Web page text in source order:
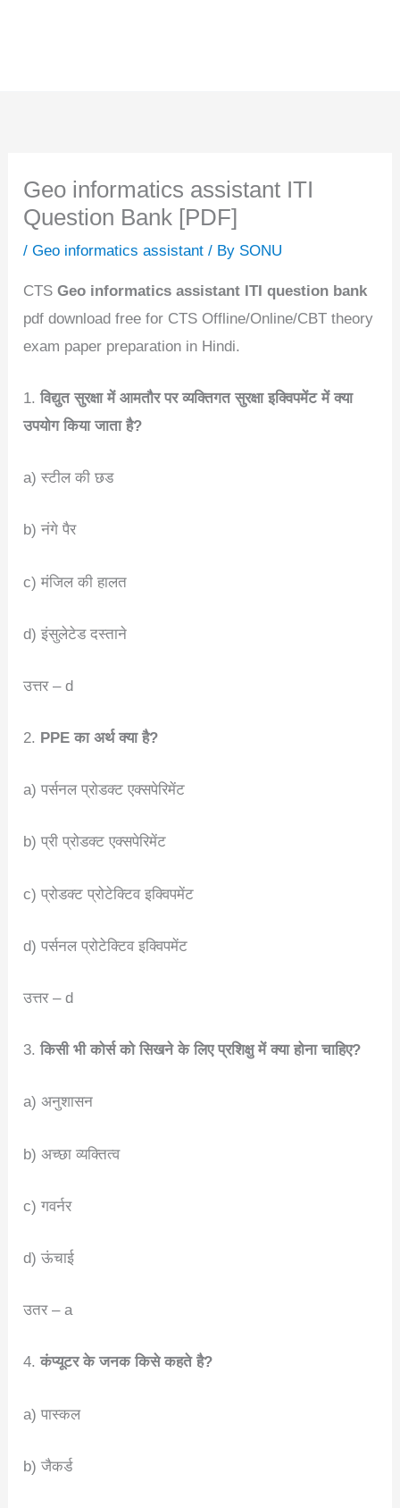
Geo informatics assistant ITI
Question Bank [PDF]
/Geo informatics assistant / By SONU
CTSGeo informatics assistant ITI question bank
pdf download free for CTS Offline/Online/CBT theory
exam paper preparation in Hindi.
1.विद्युत सुरक्षा में आमतौर पर व्यक्तिगत सुरक्षा इक्विपमेंट में क्या
उपयोग किया जाता है?
a) स्टील की छड
b) नंगे पैर
c) मंजिल की हालत
d) इंसुलेटेड दस्ताने
उत्तर – d
2. PPE का अर्थ क्या है?
a) पर्सनल प्रोडक्ट एक्सपेरिमेंट
b) प्री प्रोडक्ट एक्सपेरिमेंट
c) प्रोडक्ट प्रोटेक्टिव इक्विपमेंट
d) पर्सनल प्रोटेक्टिव इक्विपमेंट
उत्तर – d
3.किसी भी कोर्स को सिखने के लिए प्रशिक्षु में क्या होना चाहिए?
a) अनुशासन
b) अच्छा व्यक्तित्व
c) गवर्नर
d) ऊंचाई
उतर – a
4.कंप्यूटर के जनक किसे कहते है?
a) पास्कल
b) जैकर्ड